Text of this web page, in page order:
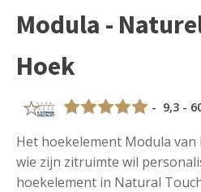
Modula -
Hoek
- 9,3 -
Het hoekelement Modula van
wie zijn zitruimte wil
hoekelement in Natural